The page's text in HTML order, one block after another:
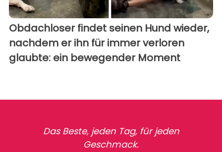
Obdachloser findet seinen Hund wieder,
nachdem er ihn für immer verloren
glaubte: ein bewegender Moment
Das Beste, jeden Tag, für jeden
Geschmack.